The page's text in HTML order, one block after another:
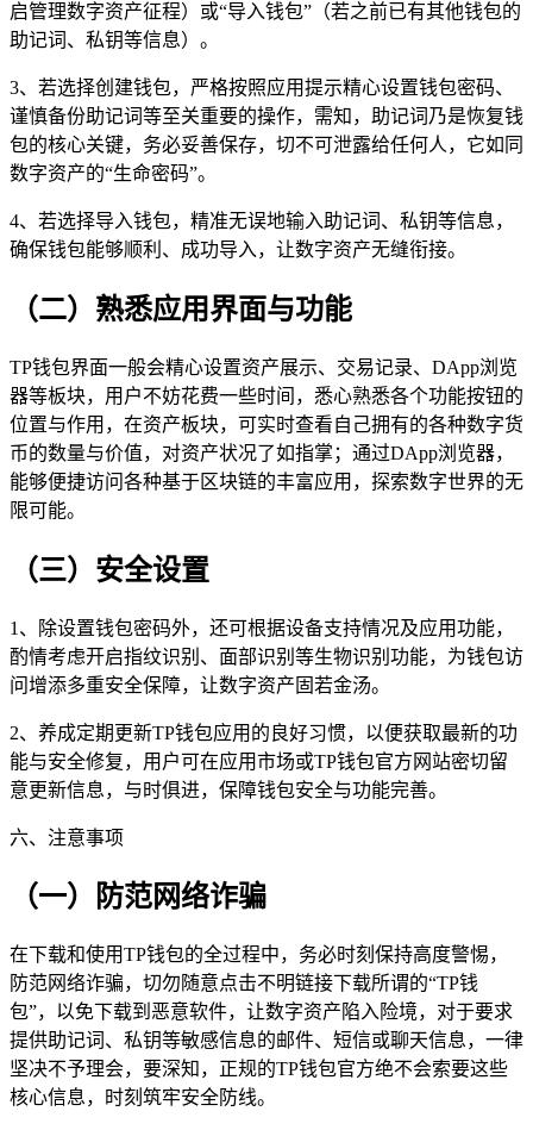
启管理数字资产征程）或“导入钱包”（若之前已有其他钱包的
助记词、私钥等信息）。
3、若选择创建钱包，严格按照应用提示精心设置钱包密码、
谨慎备份助记词等至关重要的操作，需知，助记词乃是恢复钱
包的核心关键，务必妥善保存，切不可泄露给任何人，它如同
数字资产的“生命密码”。
4、若选择导入钱包，精准无误地输入助记词、私钥等信息，
确保钱包能够顺利、成功导入，让数字资产无缝衔接。
（二）熟悉应用界面与功能
TP钱包界面一般会精心设置资产展示、交易记录、DApp浏览
器等板块，用户不妨花费一些时间，悉心熟悉各个功能按钮的
位置与作用，在资产板块，可实时查看自己拥有的各种数字货
币的数量与价值，对资产状况了如指掌；通过DApp浏览器，
能够便捷访问各种基于区块链的丰富应用，探索数字世界的无
限可能。
（三）安全设置
1、除设置钱包密码外，还可根据设备支持情况及应用功能，
酌情考虑开启指纹识别、面部识别等生物识别功能，为钱包访
问增添多重安全保障，让数字资产固若金汤。
2、养成定期更新TP钱包应用的良好习惯，以便获取最新的功
能与安全修复，用户可在应用市场或TP钱包官方网站密切留
意更新信息，与时俱进，保障钱包安全与功能完善。
六、注意事项
（一）防范网络诈骗
在下载和使用TP钱包的全过程中，务必时刻保持高度警惕，
防范网络诈骗，切勿随意点击不明链接下载所谓的“TP钱
包”，以免下载到恶意软件，让数字资产陷入险境，对于要求
提供助记词、私钥等敏感信息的邮件、短信或聊天信息，一律
坚决不予理会，要深知，正规的TP钱包官方绝不会索要这些
核心信息，时刻筑牢安全防线。